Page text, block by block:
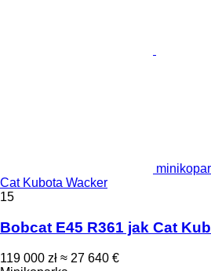
Cat Kubota Wacker
15
Bobcat E45 R361 jak Cat
119 000 zł ≈ 27 640 €